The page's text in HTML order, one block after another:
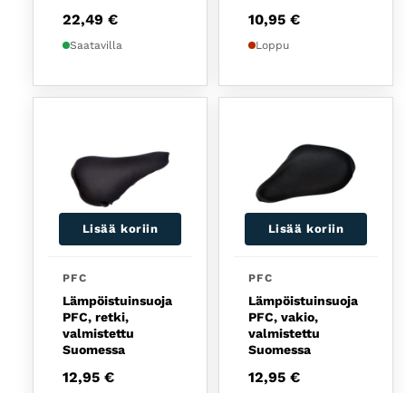
22,49 €
Saatavilla
10,95 €
Loppu
Lisää koriin
PFC
Lämpöistuinsuoja
PFC, retki,
valmistettu
Suomessa
12,95 €
Lisää koriin
PFC
Lämpöistuinsuoja
PFC, vakio,
valmistettu
Suomessa
12,95 €